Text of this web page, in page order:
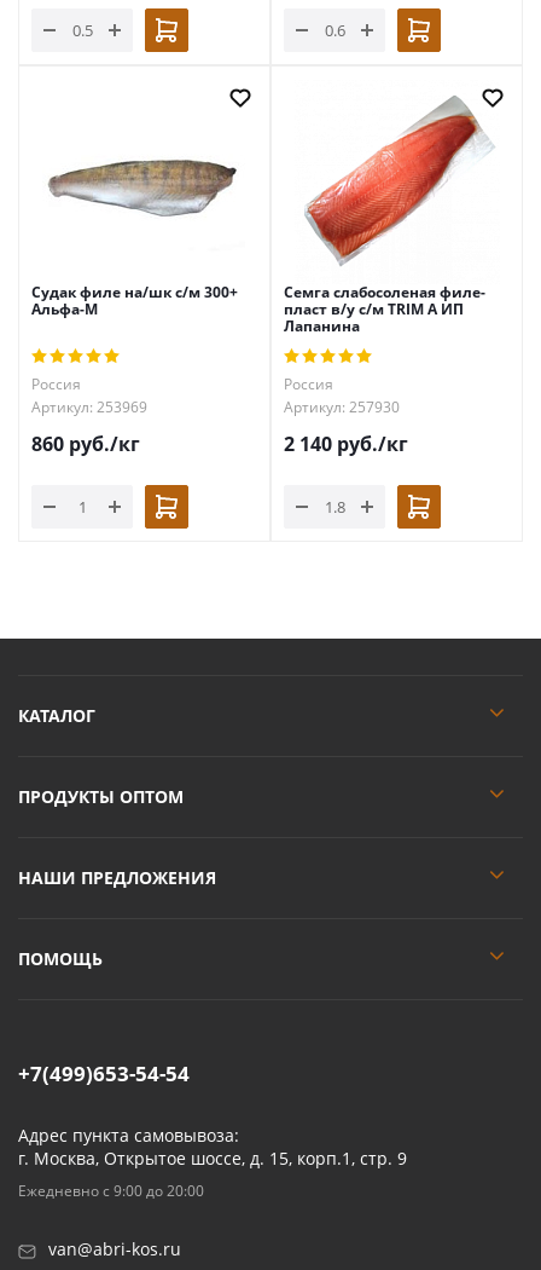
Судак филе на/шк с/м 300+
Альфа-М
Россия
Артикул: 253969
860 руб./кг
Семга слабосоленая филе-
пласт в/у с/м TRIM А ИП
Лапанина
Россия
Артикул: 257930
2 140 руб./кг
КАТАЛОГ
ПРОДУКТЫ ОПТОМ
НАШИ ПРЕДЛОЖЕНИЯ
ПОМОЩЬ
+7(499)653-54-54
Адрес пункта самовывоза:
г. Москва, Открытое шоссе, д. 15, корп.1, стр. 9
Ежедневно с 9:00 до 20:00
van@abri-kos.ru